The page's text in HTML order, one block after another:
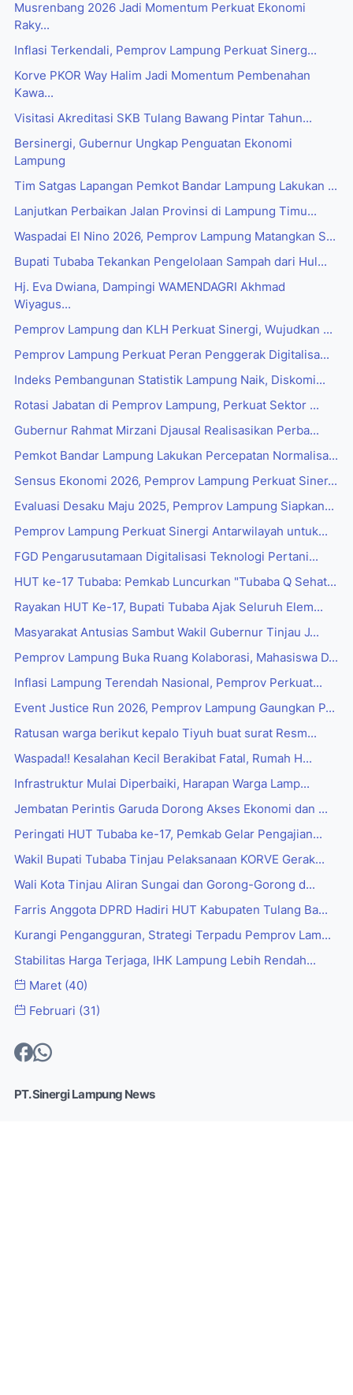
Musrenbang 2026 Jadi Momentum Perkuat Ekonomi
Raky...
Inflasi Terkendali, Pemprov Lampung Perkuat Sinerg...
Korve PKOR Way Halim Jadi Momentum Pembenahan
Kawa...
Visitasi Akreditasi SKB Tulang Bawang Pintar Tahun...
Bersinergi, Gubernur Ungkap Penguatan Ekonomi
Lampung
Tim Satgas Lapangan Pemkot Bandar Lampung Lakukan ...
Lanjutkan Perbaikan Jalan Provinsi di Lampung Timu...
Waspadai El Nino 2026, Pemprov Lampung Matangkan S...
Bupati Tubaba Tekankan Pengelolaan Sampah dari Hul...
Hj. Eva Dwiana, Dampingi WAMENDAGRI Akhmad
Wiyagus...
Pemprov Lampung dan KLH Perkuat Sinergi, Wujudkan ...
Pemprov Lampung Perkuat Peran Penggerak Digitalisa...
Indeks Pembangunan Statistik Lampung Naik, Diskomi...
Rotasi Jabatan di Pemprov Lampung, Perkuat Sektor ...
Gubernur Rahmat Mirzani Djausal Realisasikan Perba...
Pemkot Bandar Lampung Lakukan Percepatan Normalisa...
Sensus Ekonomi 2026, Pemprov Lampung Perkuat Siner...
Evaluasi Desaku Maju 2025, Pemprov Lampung Siapkan...
Pemprov Lampung Perkuat Sinergi Antarwilayah untuk...
FGD Pengarusutamaan Digitalisasi Teknologi Pertani...
HUT ke-17 Tubaba: Pemkab Luncurkan "Tubaba Q Sehat...
Rayakan HUT Ke-17, Bupati Tubaba Ajak Seluruh Elem...
Masyarakat Antusias Sambut Wakil Gubernur Tinjau J...
Pemprov Lampung Buka Ruang Kolaborasi, Mahasiswa D...
Inflasi Lampung Terendah Nasional, Pemprov Perkuat...
Event Justice Run 2026, Pemprov Lampung Gaungkan P...
Ratusan warga berikut kepalo Tiyuh buat surat Resm...
Waspada!! Kesalahan Kecil Berakibat Fatal, Rumah H...
Infrastruktur Mulai Diperbaiki, Harapan Warga Lamp...
Jembatan Perintis Garuda Dorong Akses Ekonomi dan ...
Peringati HUT Tubaba ke-17, Pemkab Gelar Pengajian...
Wakil Bupati Tubaba Tinjau Pelaksanaan KORVE Gerak...
Wali Kota Tinjau Aliran Sungai dan Gorong-Gorong d...
Farris Anggota DPRD Hadiri HUT Kabupaten Tulang Ba...
Kurangi Pengangguran, Strategi Terpadu Pemprov Lam...
Stabilitas Harga Terjaga, IHK Lampung Lebih Rendah...
Maret (40)
Februari (31)
PT. Sinergi Lampung News